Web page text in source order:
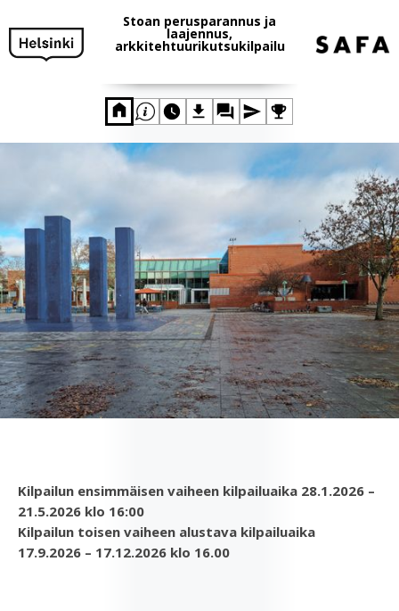
Stoan perusparannus ja
laajennus,
arkkitehtuurikutsukilpailu
ja laajennus, arkkitehtuurikutsukilpailu
Kilpailun ensimmäisen vaiheen kilpailuaika 28.1.2026 –
21.5.2026 klo 16:00
Kilpailun toisen vaiheen alustava kilpailuaika
17.9.2026 – 17.12.2026 klo 16.00